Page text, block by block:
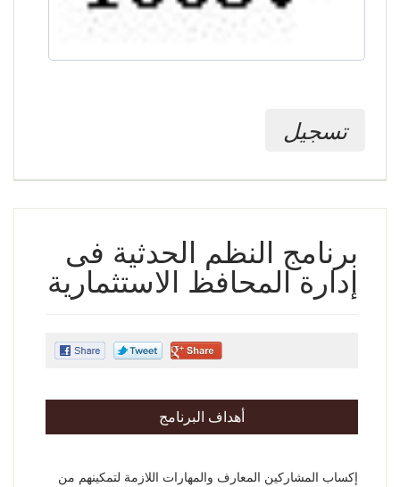
تسجيل
برنامج النظم الحدثية فى
إدارة المحافظ الاستثمارية
أهداف البرنامج
إكساب المشاركين المعارف والمهارات اللازمة لتمكينهم من